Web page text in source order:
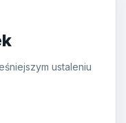
ustaleniu